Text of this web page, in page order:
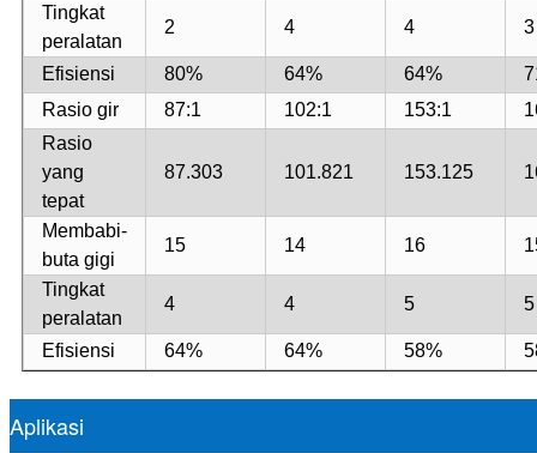
Tingkat
peralatan
2 4 4 3
Efisiensi 80% 64% 64%
Rasio gir
87:1 102:1 153:1
Rasio
yang
tepat
87.303 101.821 153.125
Membabi-
buta gigi
15 14 16
Tingkat
peralatan
4 4 5 5
Efisiensi 64% 64% 58%
Aplikasi